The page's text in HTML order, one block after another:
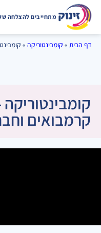
מתחייבים להצלחה
דף הבית » קומבינטוריקה »
קרמבואים